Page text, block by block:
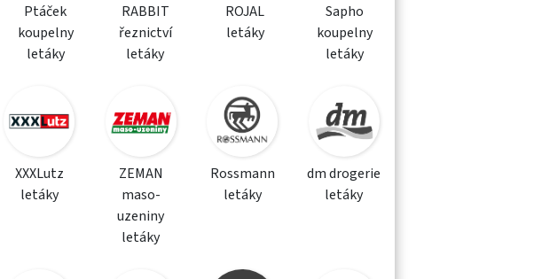
Ptáček
koupelny
letáky
RABBIT
řeznictví
letáky
ROJAL
letáky
Sapho
koupelny
letáky
XXXLutz
letáky
ZEMAN
maso-
uzeniny
letáky
Rossmann
letáky
dm drogerie
letáky